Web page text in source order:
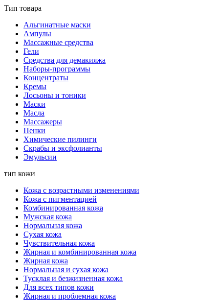
Тип товара
Альгинатные маски
Ампулы
Массажные средства
Гели
Средства для демакияжа
Наборы-программы
Концентраты
Кремы
Лосьоны и тоники
Маски
Масла
Массажеры
Пенки
Химические пилинги
Скрабы и эксфолианты
Эмульсии
тип кожи
Кожа с возрастными изменениями
Кожа с пигментацией
Комбинированная кожа
Мужская кожа
Нормальная кожа
Сухая кожа
Чувствительная кожа
Жирная и комбинированная кожа
Жирная кожа
Нормальная и сухая кожа
Тусклая и безжизненная кожа
Для всех типов кожи
Жирная и проблемная кожа